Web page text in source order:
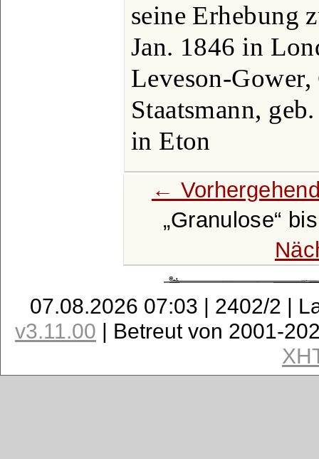
seine Erhebung
Jan. 1846 in
Leveson-
Staatsmann,
in Eton
←
Granulose
07.08.2026 07:03 | 2402/2 |
v3.11.00 | Betreut von 2001-